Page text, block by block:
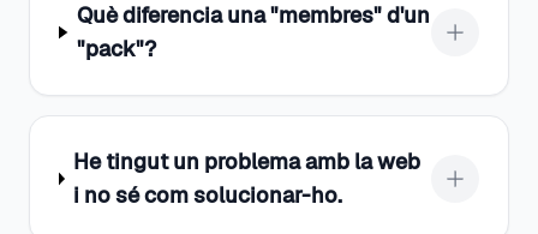
Què diferencia una "membres" d'un
"pack"?
He tingut un problema amb la web
i no sé com solucionar-ho.